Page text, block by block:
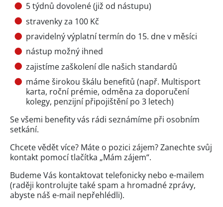
5 týdnů dovolené (již od nástupu)
stravenky za 100 Kč
pravidelný výplatní termín do 15. dne v měsíci
nástup možný ihned
zajistíme zaškolení dle našich standardů
máme širokou škálu benefitů (např. Multisport
karta, roční prémie, odměna za doporučení
kolegy, penzijní připojištění po 3 letech)
Se všemi benefity vás rádi seznámíme při osobním
setkání.
Chcete vědět více? Máte o pozici zájem? Zanechte svůj
kontakt pomocí tlačítka „Mám zájem“.
Budeme Vás kontaktovat telefonicky nebo e-mailem
(raději kontrolujte také spam a hromadné zprávy,
abyste náš e-mail nepřehlédli).